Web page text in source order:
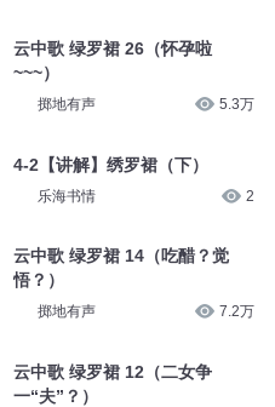
云中歌 绿罗裙 26（怀孕啦
~~~）
掷地有声 5.3万
4-2【讲解】绣罗裙（下）
乐海书情 2
云中歌 绿罗裙 14（吃醋？觉
悟？）
掷地有声 7.2万
云中歌 绿罗裙 12（二女争
一“夫”？）